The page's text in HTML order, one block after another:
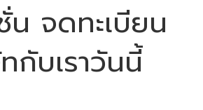
น จดทะเบียน
กับเราวันนี้